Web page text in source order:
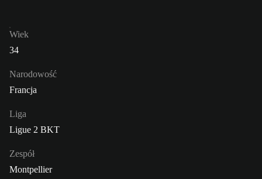
Wiek
34
Narodowość
Francja
Liga
Ligue 2 BKT
Zespół
Montpellier